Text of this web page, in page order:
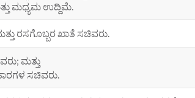
ಮಧ್ಯಮ ಉದ್ದಿಮೆ.
ರಸಗೊಬ್ಬರ ಖಾತೆ ಸಚಿವರು.
ಮತ್ತು
ಸಚಿವರು.